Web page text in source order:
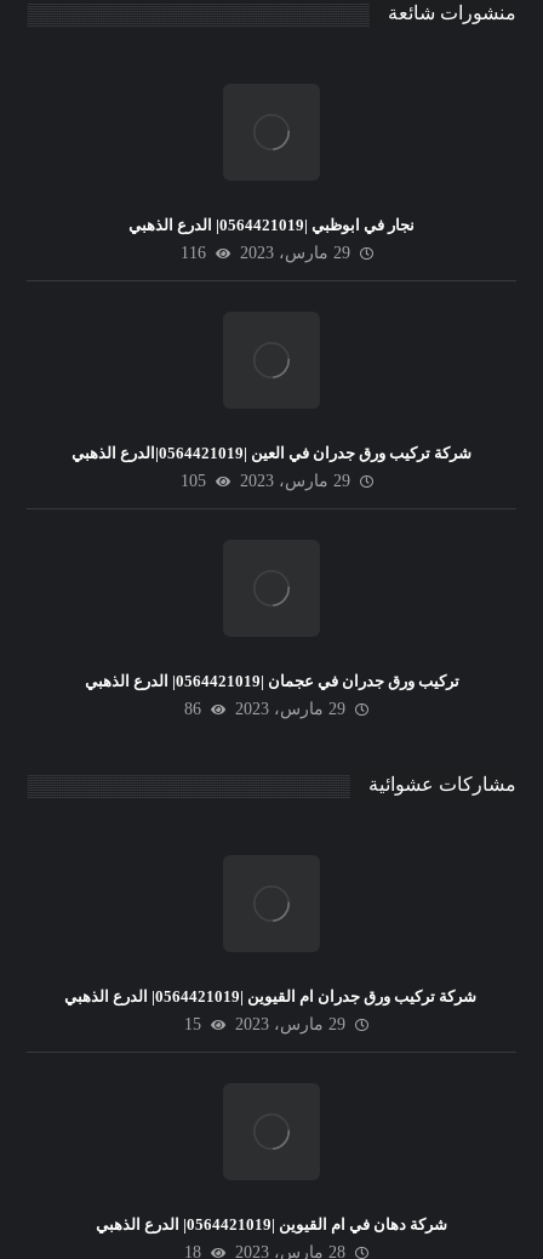
منشورات شائعة
نجار في ابوظبي |0564421019| الدرع الذهبي
29 مارس، 2023
116
شركة تركيب ورق جدران في العين |0564421019|الدرع الذهبي
29 مارس، 2023
105
تركيب ورق جدران في عجمان |0564421019| الدرع الذهبي
29 مارس، 2023
86
مشاركات عشوائية
شركة تركيب ورق جدران ام القيوين |0564421019| الدرع الذهبي
29 مارس، 2023
15
شركة دهان في ام القيوين |0564421019| الدرع الذهبي
28 مارس، 2023
18